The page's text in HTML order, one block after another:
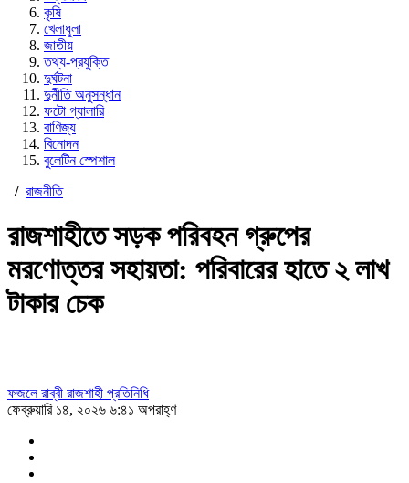
কৃষি
খেলাধুলা
জাতীয়
তথ্য-প্রযুক্তি
দুর্ঘটনা
দুর্নীতি অনুসন্ধান
ফটো গ্যালারি
বাণিজ্য
বিনোদন
বুলেটিন স্পেশাল
/ রাজনীতি
রাজশাহীতে সড়ক পরিবহন গ্রুপের
মরণোত্তর সহায়তা: পরিবারের হাতে ২ লাখ
টাকার চেক
ফজলে রাব্বী রাজশাহী প্রতিনিধি
ফেব্রুয়ারি ১৪, ২০২৬ ৬:৪১ অপরাহ্ণ